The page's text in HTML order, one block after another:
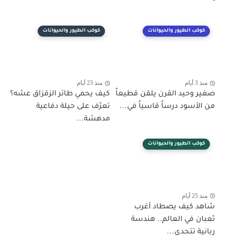
كوكب الطيور والحيوانات
منذ 3 أيام
صغير وحيد القرن يلقن قطيعاً
من الأسود درساً قاسياً في...
كوكب الطيور والحيوانات
منذ 23 أيام
كيف يحمي طائر الزقزاق عشه؟
تعرّف على حيلة دفاعية
مدهشة...
كوكب الطيور والحيوانات
منذ 25 أيام
شاهد كيف يصطاد أغرب
ثعبان في العالم.. هندسة
ربانية تتحدى...